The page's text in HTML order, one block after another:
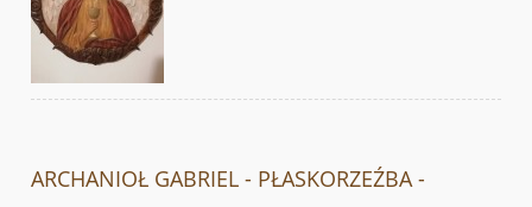
ARCHANIOŁ GABRIEL - PŁASKORZEŹBA -